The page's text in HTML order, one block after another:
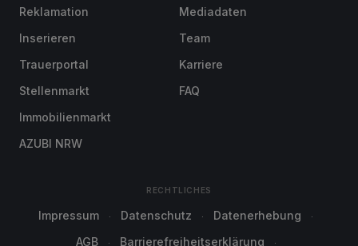
Reklamation
Inserieren
Trauerportal
Stellenmarkt
Immobilienmarkt
AZUBI NRW
Mediadaten
Team
Karriere
FAQ
RECHTLICHES
Impressum Datenschutz
Datenerhebung
AGB
Barrierefreiheitserklärung